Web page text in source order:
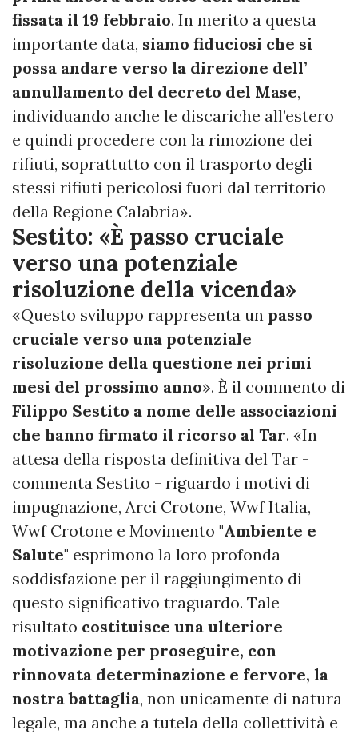
fissata il 19 febbraio. In merito a questa
importante data, siamo fiduciosi che si
possa andare verso la direzione dell’
annullamento del decreto del Mase,
individuando anche le discariche all’estero
e quindi procedere con la rimozione dei
rifiuti, soprattutto con il trasporto degli
stessi rifiuti pericolosi fuori dal territorio
della Regione Calabria».
Sestito: «È passo cruciale
verso una potenziale
risoluzione della vicenda»
«Questo sviluppo rappresenta un passo
cruciale verso una potenziale
risoluzione della questione nei primi
mesi del prossimo anno». È il commento di
Filippo Sestito a nome delle associazioni
che hanno firmato il ricorso al Tar. «In
attesa della risposta definitiva del Tar -
commenta Sestito - riguardo i motivi di
impugnazione, Arci Crotone, Wwf Italia,
Wwf Crotone e Movimento "Ambiente e
Salute" esprimono la loro profonda
soddisfazione per il raggiungimento di
questo significativo traguardo. Tale
risultato costituisce una ulteriore
motivazione per proseguire, con
rinnovata determinazione e fervore, la
nostra battaglia, non unicamente di natura
legale, ma anche a tutela della collettività e